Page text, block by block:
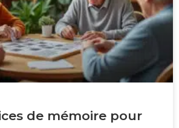
de mémoire pour